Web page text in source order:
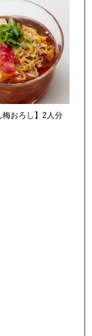
梅おろし】2人分